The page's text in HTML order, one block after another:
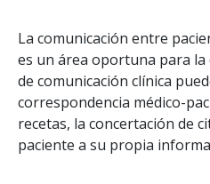
La comunicación entre
es un área oportuna para
de comunicación clínica
correspondencia médico-
recetas, la concertación de
paciente a su propia